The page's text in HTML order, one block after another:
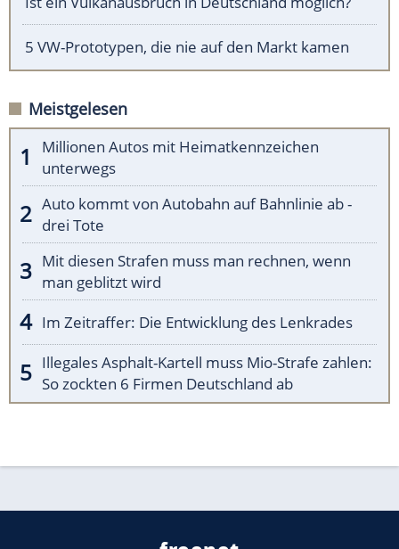
5 VW-Prototypen, die nie auf den Markt kamen
Meistgelesen
Millionen Autos mit Heimatkennzeichen
unterwegs
Auto kommt von Autobahn auf Bahnlinie ab -
drei Tote
Mit diesen Strafen muss man rechnen, wenn
man geblitzt wird
Im Zeitraffer: Die Entwicklung des Lenkrades
Illegales Asphalt-Kartell muss Mio-Strafe zahlen:
So zockten 6 Firmen Deutschland ab